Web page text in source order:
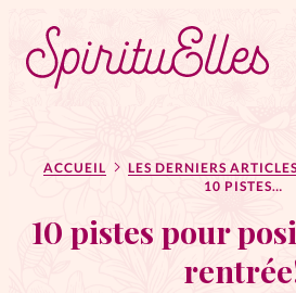
Tous les articles
Actus au féminin
ACCUEIL LES DERNIERS
10 PISTES POUR POSITIVER DÈS LA RENTRÉE!
10 pistes pour